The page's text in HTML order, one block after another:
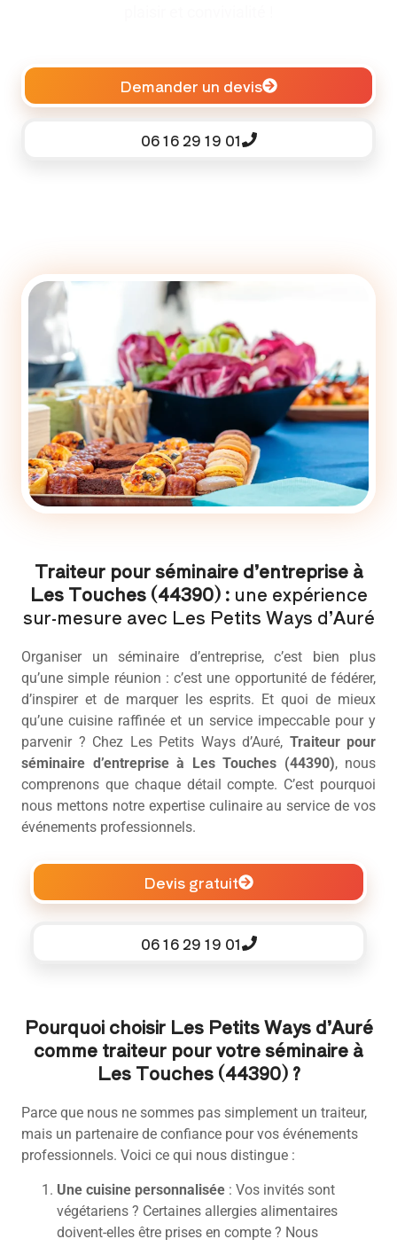
Demander un devis
06 16 29 19 01
Traiteur pour séminaire d’entreprise à
Les Touches (44390) :une expérience
sur-mesure avec Les Petits Ways d’Auré
Organiser un séminaire d’entreprise, c’est bien plus
qu’une simple réunion : c’est une opportunité de fédérer,
d’inspirer et de marquer les esprits. Et quoi de mieux
qu’une cuisine raffinée et un service impeccable pour y
parvenir ? Chez Les Petits Ways d’Auré, Traiteur pour
séminaire d’entreprise à Les Touches (44390), nous
comprenons que chaque détail compte. C’est pourquoi
nous mettons notre expertise culinaire au service de vos
événements professionnels.
Devis gratuit
06 16 29 19 01
Pourquoi choisir Les Petits Ways d’Auré
comme traiteur pour votre séminaire à
Les Touches (44390) ?
Parce que nous ne sommes pas simplement un traiteur,
mais un partenaire de confiance pour vos événements
professionnels. Voici ce qui nous distingue :
Une cuisine personnalisée : Vos invités sont
végétariens ? Certaines allergies alimentaires
doivent-elles être prises en compte ? Nous